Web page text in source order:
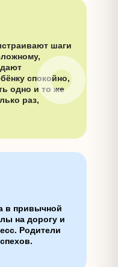
в привычной
на дорогу и
Родители
шаги
спокойно,
одно и то же
раз,